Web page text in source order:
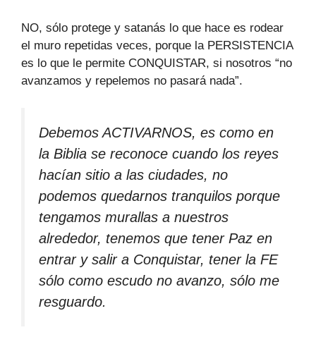
NO, sólo protege y satanás lo que hace es rodear
el muro repetidas veces, porque la PERSISTENCIA
es lo que le permite CONQUISTAR, si nosotros “no
avanzamos y repelemos no pasará nada”.
Debemos ACTIVARNOS, es como en
la Biblia se reconoce cuando los reyes
hacían sitio a las ciudades, no
podemos quedarnos tranquilos porque
tengamos murallas a nuestros
alrededor, tenemos que tener Paz en
entrar y salir a Conquistar, tener la FE
sólo como escudo no avanzo, sólo me
resguardo.